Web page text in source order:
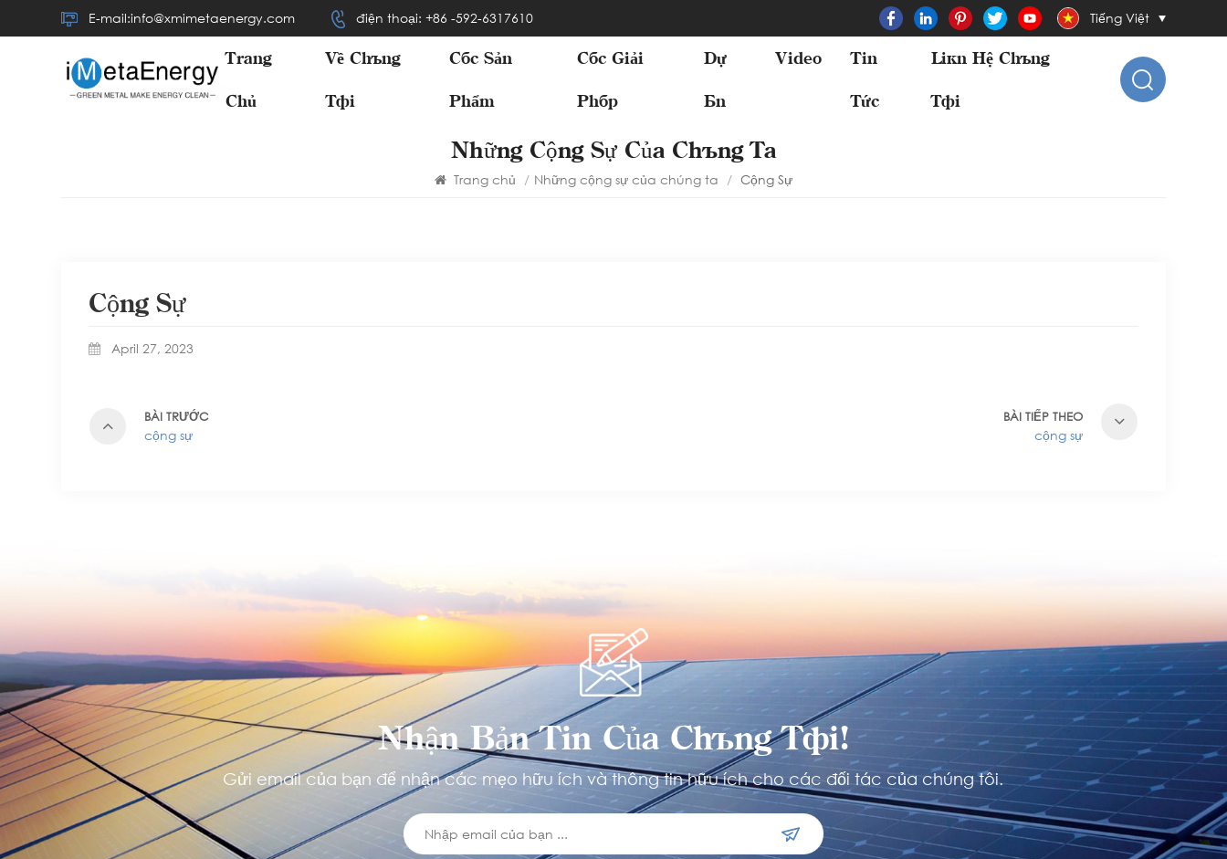
E-mail:info@xmimetaenergy.com điện thoại: +86 -592-6317610 Tiếng Việt
Trang
Chủ
Về Chúng
Tôi
Các Sản
Phẩm
Các Giải
Pháp
Dự
Án
Video Tin
Tức
Liên Hệ Chúng
Tôi
Những Cộng Sự Của Chúng Ta
Trang chủ / Những cộng sự của chúng ta / Cộng Sự
Cộng Sự
April 27, 2023
BÀI TRƯỚC
cộng sự
BÀI TIẾP THEO
cộng sự
Nhận Bản Tin Của Chúng Tôi!
Gửi email của bạn để nhận các mẹo hữu ích và thông tin hữu ích cho các đối tác của chúng tôi.